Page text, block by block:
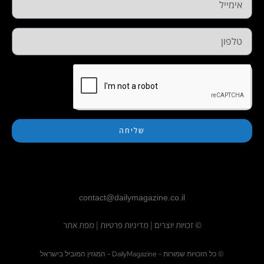
שליחה
contact@dailymagazine.co.il
© זכויות יוצרים |מדיניות פרטיות |מפת אתר
© כל הזכויות שמורות - DailyMagazine - המגזין המוביל בישראל